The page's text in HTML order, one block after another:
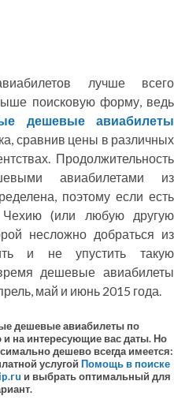
лучше всего
поисковую форму, ведь
дешевые авиабилеты
сравнив цены в различных
Продолжительность
авиабилетами из
поэтому если есть
(или любую другую
несложно добраться из
и не упустить такую
дешевые авиабилеты
май и июнь 2015 года.
дешевые авиабилеты по
на интересующие вас даты. Но
дешево всегда имеется:
услугой Помощь в поиске
и выбрать оптимальный для